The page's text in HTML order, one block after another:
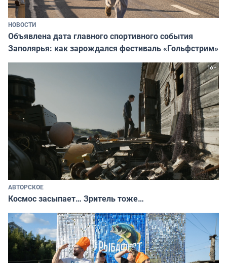
НОВОСТИ
Объявлена дата главного спортивного события
Заполярья: как зарождался фестиваль «Гольфстрим»
АВТОРСКОЕ
Космос засыпает… Зритель тоже…